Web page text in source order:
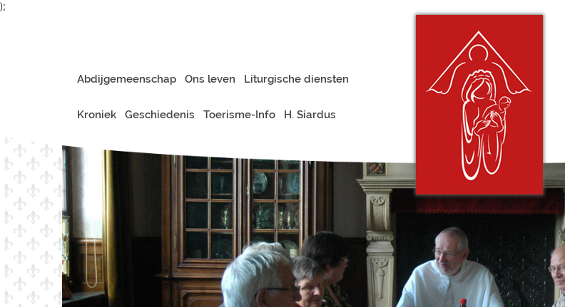
);
Abdijgemeenschap Ons leven Liturgische diensten
Kroniek Geschiedenis Toerisme-Info H. Siardus